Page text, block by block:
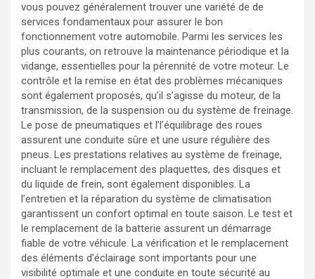
vous pouvez généralement trouver une variété de de
services fondamentaux pour assurer le bon
fonctionnement votre automobile. Parmi les services les
plus courants, on retrouve la maintenance périodique et la
vidange, essentielles pour la pérennité de votre moteur. Le
contrôle et la remise en état des problèmes mécaniques
sont également proposés, qu’il s’agisse du moteur, de la
transmission, de la suspension ou du système de freinage.
Le pose de pneumatiques et l’l’équilibrage des roues
assurent une conduite sûre et une usure régulière des
pneus. Les prestations relatives au système de freinage,
incluant le remplacement des plaquettes, des disques et
du liquide de frein, sont également disponibles. La
l’entretien et la réparation du système de climatisation
garantissent un confort optimal en toute saison. Le test et
le remplacement de la batterie assurent un démarrage
fiable de votre véhicule. La vérification et le remplacement
des éléments d’éclairage sont importants pour une
visibilité optimale et une conduite en toute sécurité au